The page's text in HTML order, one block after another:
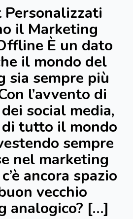
Personalizzati
il Marketing
È un dato
il mondo del
sia sempre più
l’avvento di
social media,
di tutto il mondo
sempre
nel marketing
ancora spazio
vecchio
analogico? […]